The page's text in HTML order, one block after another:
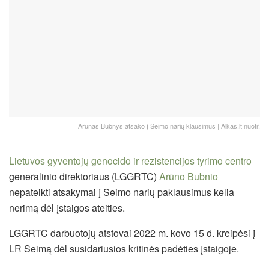
Arūnas Bubnys atsako į Seimo narių klausimus | Alkas.lt nuotr.
Lietuvos gyventojų genocido ir rezistencijos tyrimo centro
generalinio direktoriaus (LGGRTC) Arūno Bubnio
nepateikti atsakymai į Seimo narių paklausimus kelia
nerimą dėl įstaigos ateities.
LGGRTC darbuotojų atstovai 2022 m. kovo 15 d. kreipėsi į
LR Seimą dėl susidariusios kritinės padėties įstaigoje.